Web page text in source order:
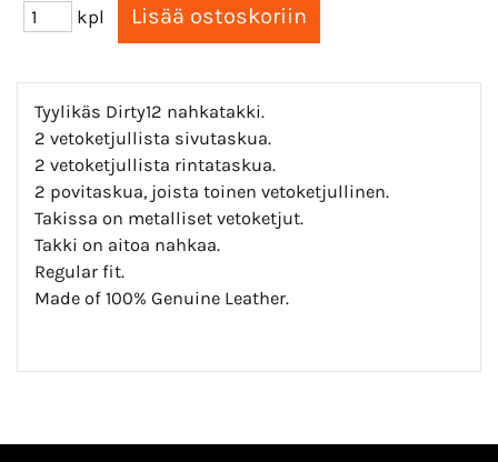
kpl
Tyylikäs Dirty12 nahkatakki.
2 vetoketjullista sivutaskua.
2 vetoketjullista rintataskua.
2 povitaskua, joista toinen vetoketjullinen.
Takissa on metalliset vetoketjut.
Takki on aitoa nahkaa.
Regular fit.
Made of 100% Genuine Leather.